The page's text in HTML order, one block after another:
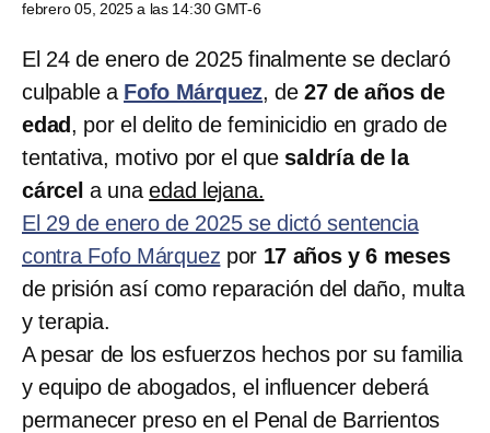
febrero 05, 2025 a las 14:30 GMT-6
El 24 de enero de 2025 finalmente se declaró
culpable a Fofo Márquez, de 27 de años de
edad , por el delito de feminicidio en grado de
tentativa, motivo por el quesaldría de la
cárcel a unaedad lejana.
El 29 de enero de 2025 se dictó sentencia
contra Fofo Márquez por 17 años y 6 meses
de prisión así como reparación del daño, multa
y terapia.
A pesar de los esfuerzos hechos por su familia
y equipo de abogados, el influencer deberá
permanecer preso en el Penal de Barrientos